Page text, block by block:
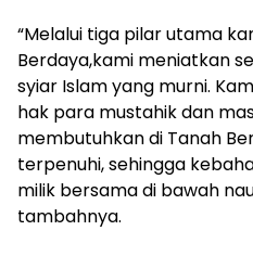
“Melalui tiga pilar utama
Berdaya,kami meniatkan
syiar Islam yang murni.
hak para mustahik dan
membutuhkan di Tanah
terpenuhi, sehingga
milik bersama di bawah
tambahnya.